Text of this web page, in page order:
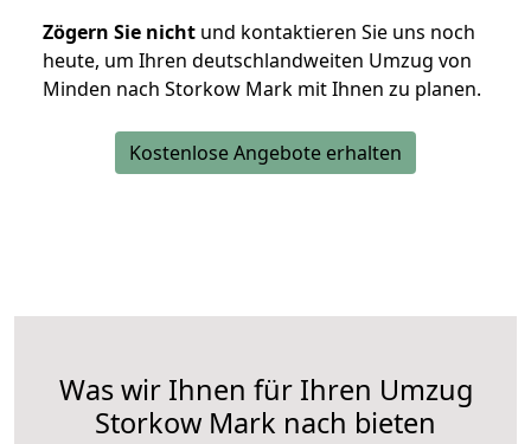
Zögern Sie nicht und kontaktieren Sie uns noch
heute, um Ihren deutschlandweiten Umzug von
Minden nach Storkow Mark mit Ihnen zu planen.
Kostenlose Angebote erhalten
Was wir Ihnen für Ihren Umzug
Storkow Mark nach bieten